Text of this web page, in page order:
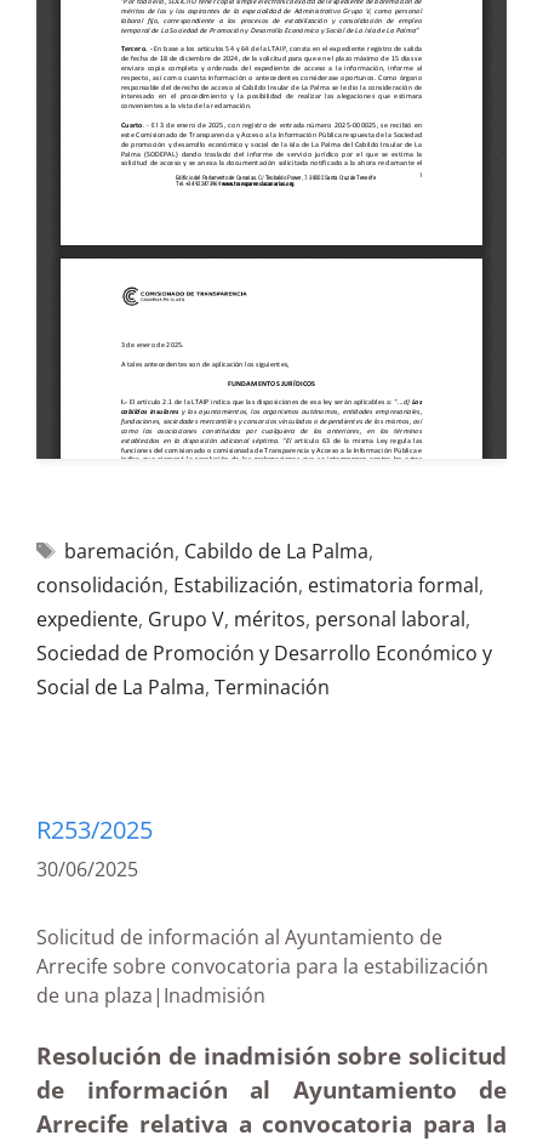
baremación, Cabildo de La Palma,
consolidación, Estabilización, estimatoria formal,
expediente, Grupo V, méritos, personal laboral,
Sociedad de Promoción y Desarrollo Económico y
Social de La Palma, Terminación
R253/2025
30/06/2025
Solicitud de información al Ayuntamiento de
Arrecife sobre convocatoria para la estabilización
de una plaza|Inadmisión
Resolución de inadmisión sobre solicitud
de información al Ayuntamiento de
Arrecife relativa a convocatoria para la